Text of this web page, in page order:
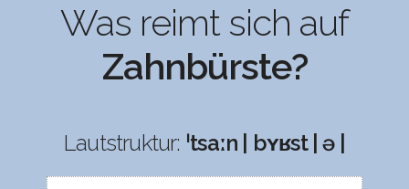
Was reimt sich auf
Zahnbürste?
Lautstruktur: ˈtsaːn | bʏʁst | ə |